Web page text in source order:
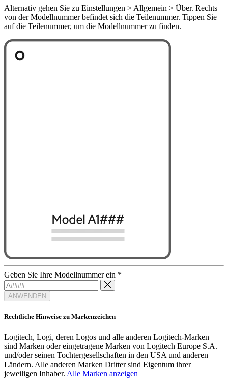
Alternativ gehen Sie zu Einstellungen > Allgemein > Über. Rechts
von der Modellnummer befindet sich die Teilenummer. Tippen Sie
auf die Teilenummer, um die Modellnummer zu finden.
Geben Sie Ihre Modellnummer ein *
ANWENDEN
Rechtliche Hinweise zu Markenzeichen
Logitech, Logi, deren Logos und alle anderen Logitech-Marken
sind Marken oder eingetragene Marken von Logitech Europe S.A.
und/oder seinen Tochtergesellschaften in den USA und anderen
Ländern. Alle anderen Marken Dritter sind Eigentum ihrer
jeweiligen Inhaber. Alle Marken anzeigen